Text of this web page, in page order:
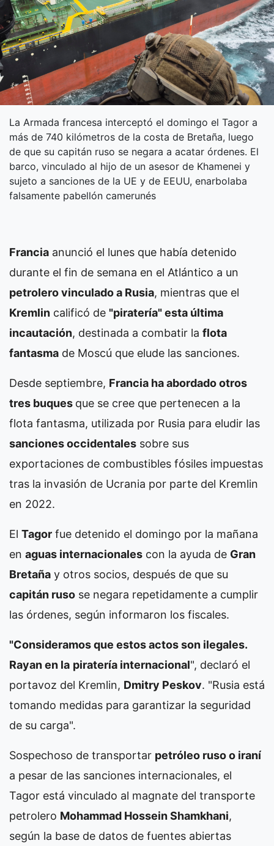
La Armada francesa interceptó el domingo el Tagor a
más de 740 kilómetros de la costa de Bretaña, luego
de que su capitán ruso se negara a acatar órdenes. El
barco, vinculado al hijo de un asesor de Khamenei y
sujeto a sanciones de la UE y de EEUU, enarbolaba
falsamente pabellón camerunés
Francia anunció el lunes que había detenido
durante el fin de semana en el Atlántico a un
petrolero vinculado a Rusia, mientras que el
Kremlin calificó de "piratería" esta última
incautación, destinada a combatir la flota
fantasma de Moscú que elude las sanciones.
Desde septiembre, Francia ha abordado otros
tres buques que se cree que pertenecen a la
flota fantasma, utilizada por Rusia para eludir las
sanciones occidentales sobre sus
exportaciones de combustibles fósiles impuestas
tras la invasión de Ucrania por parte del Kremlin
en 2022.
El Tagor fue detenido el domingo por la mañana
en aguas internacionales con la ayuda de Gran
Bretaña y otros socios, después de que su
capitán ruso se negara repetidamente a cumplir
las órdenes, según informaron los fiscales.
"Consideramos que estos actos son ilegales.
Rayan en la piratería internacional", declaró el
portavoz del Kremlin, Dmitry Peskov. "Rusia está
tomando medidas para garantizar la seguridad
de su carga".
Sospechoso de transportar petróleo ruso o iraní
a pesar de las sanciones internacionales, el
Tagor está vinculado al magnate del transporte
petrolero Mohammad Hossein Shamkhani,
según la base de datos de fuentes abiertas